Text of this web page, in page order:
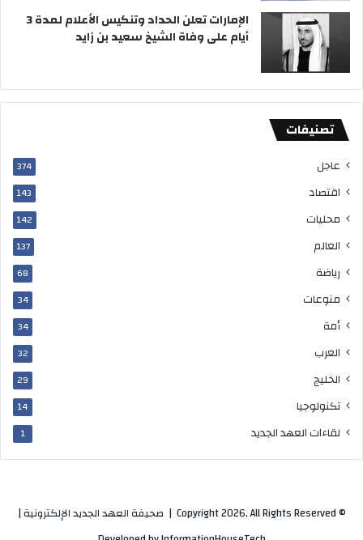
الإمارات تعلن الحداد وتنكيس الأعلام لمدة 3
أيام على وفاة الشيخ سعيد بن زايد
تصنيفات
عاجل 374
اقتصاد 143
محليات 142
العالم 137
رياضة 68
منوعات 34
أمة 34
العرب 32
الخليج 29
تكنولوجيا 14
لقاءات العهد الجديد 1
© Copyright 2026, All Rights Reserved | صحيفة العهد الجديد الإلكترونية |